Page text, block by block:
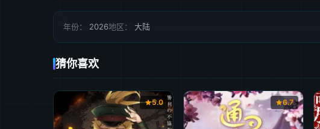
年份： 2026地区： 大陆
猜你喜欢
5.0 6.7